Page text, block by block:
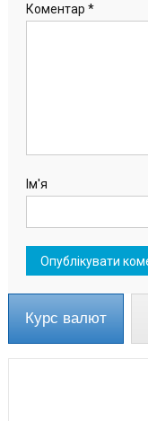
Коментар *
Ім'я
Курс валют